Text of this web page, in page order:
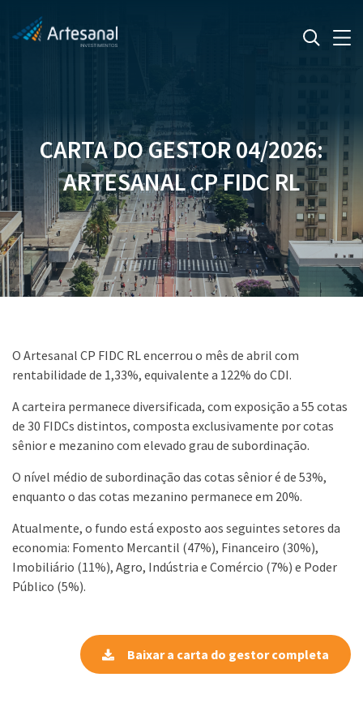
CARTA DO GESTOR 04/2026:
ARTESANAL CP FIDC RL
O Artesanal CP FIDC RL encerrou o mês de abril com
rentabilidade de 1,33%, equivalente a 122% do CDI.
A carteira permanece diversificada, com exposição a 55 cotas
de 30 FIDCs distintos, composta exclusivamente por cotas
sênior e mezanino com elevado grau de subordinação.
O nível médio de subordinação das cotas sênior é de 53%,
enquanto o das cotas mezanino permanece em 20%.
Atualmente, o fundo está exposto aos seguintes setores da
economia: Fomento Mercantil (47%), Financeiro (30%),
Imobiliário (11%), Agro, Indústria e Comércio (7%) e Poder
Público (5%).
Baixar a carta do gestor completa